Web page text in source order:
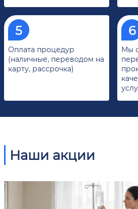
Оплата процедур
(наличные, переводом на
карту, рассрочка)
Мы
Наши акции